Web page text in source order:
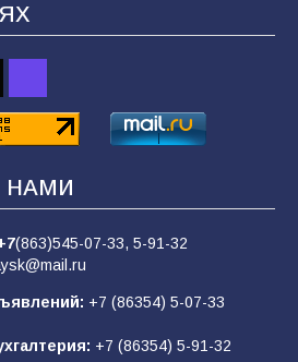
дорожные работы
вброс
не возьмёшь»: почему
мобилизации — это
НАМИ
(863)545-07-33, 5-91-32
+7 (86354) 5-07-33
+7 (86354) 5-91-32